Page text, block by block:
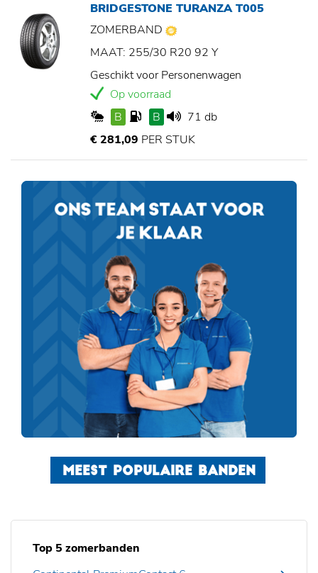
BRIDGESTONE TURANZA T005
ZOMERBAND
MAAT: 255/30 R20 92 Y
Geschikt voor Personenwagen
Op voorraad
B
B
71 db
€ 281,09 PER STUK
MEEST POPULAIRE BANDEN
Top 5 zomerbanden